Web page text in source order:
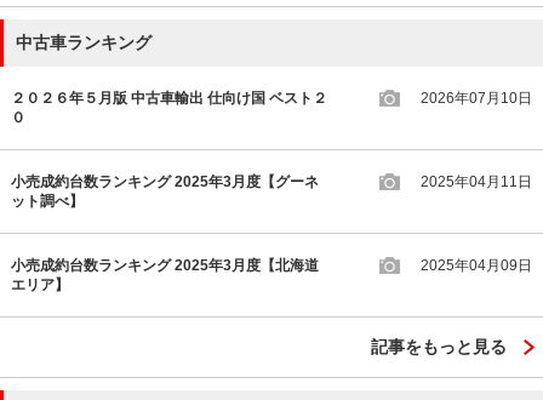
中古車ランキング
２０２６年５月版 中古車輸出 仕向け国 ベスト２
０
2026年07月10日
小売成約台数ランキング 2025年3月度【グーネ
ット調べ】
2025年04月11日
小売成約台数ランキング 2025年3月度【北海道
エリア】
2025年04月09日
記事をもっと見る